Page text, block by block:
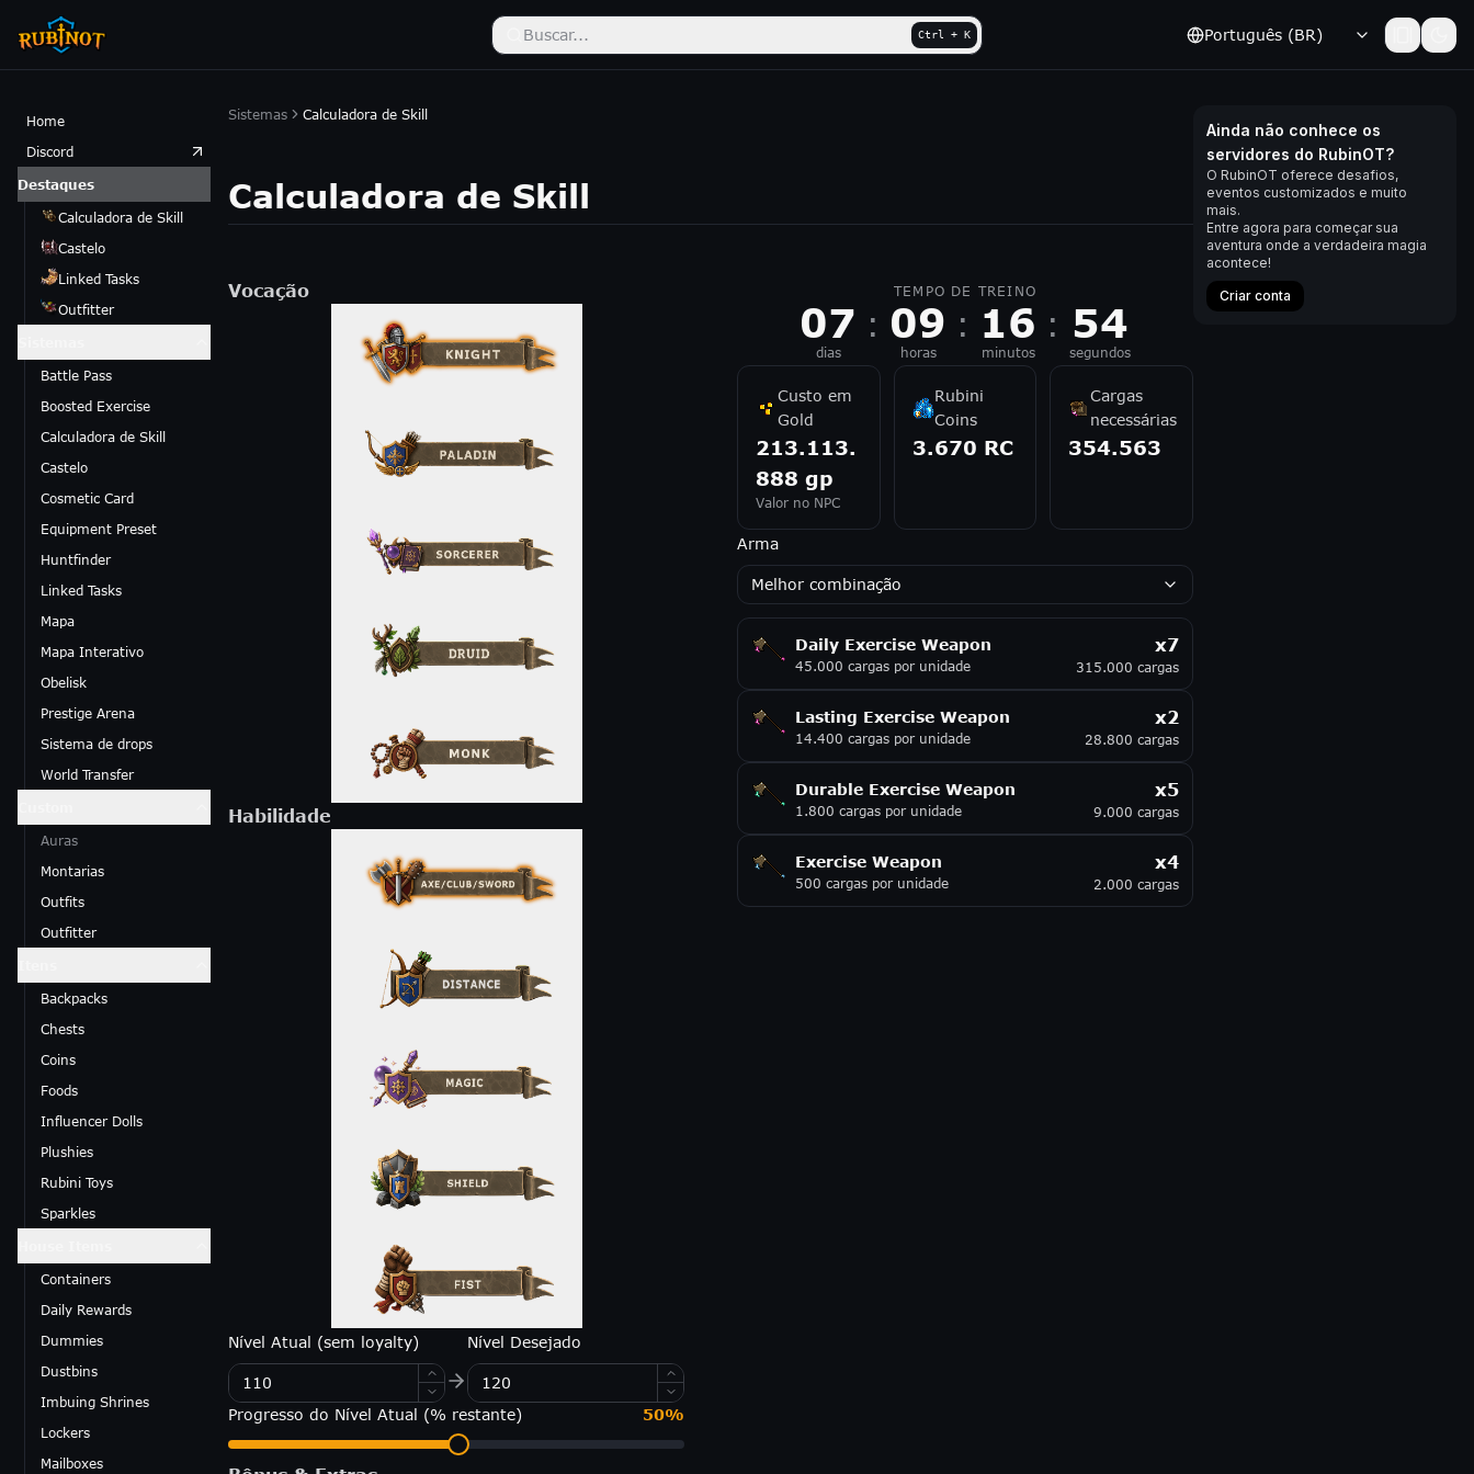
Buscar... Ctrl + K Português (BR)
Home
Discord
Destaques
Calculadora de Skill
Castelo
Linked Tasks
Outfitter
Battle Pass
Boosted Exercise
Calculadora de Skill
Castelo
Cosmetic Card
Equipment Preset
Huntfinder
Linked Tasks
Mapa
Mapa Interativo
Obelisk
Prestige Arena
Sistema de drops
World Transfer
Auras
Montarias
Outfits
Outfitter
Backpacks
Chests
Coins
Foods
Influencer Dolls
Plushies
Rubini Toys
Sparkles
Containers
Daily Rewards
Dummies
Dustbins
Imbuing Shrines
Lockers
Mailboxes
Sistemas Calculadora de Skill
Calculadora de Skill
Vocação
Habilidade
Nível Atual (sem loyalty) Nível Desejado
Progresso do Nível Atual (% restante) 50%
TEMPO DE TREINO
07
dias
: 09
horas
: 16
minutos
: 54
segundos
Custo em
Gold
213.113.
888 gp
Valor no NPC
Rubini
Coins
3.670 RC
Cargas
necessárias
354.563
Arma
Melhor combinação
Daily Exercise Weapon
45.000 cargas por unidade
x7
315.000 cargas
Lasting Exercise Weapon
14.400 cargas por unidade
x2
28.800 cargas
Durable Exercise Weapon
1.800 cargas por unidade
x5
9.000 cargas
Exercise Weapon
500 cargas por unidade
x4
2.000 cargas
Ainda não conhece os
servidores do RubinOT?
O RubinOT oferece desafios,
eventos customizados e muito
mais.
Entre agora para começar sua
aventura onde a verdadeira magia
acontece!
Criar conta